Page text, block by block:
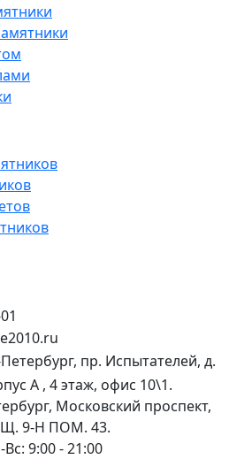
пр. Испытателей, д.
А , 4 этаж, офис 10\1.
Московский проспект,
9-Н ПОМ. 43.
9:00 - 21:00